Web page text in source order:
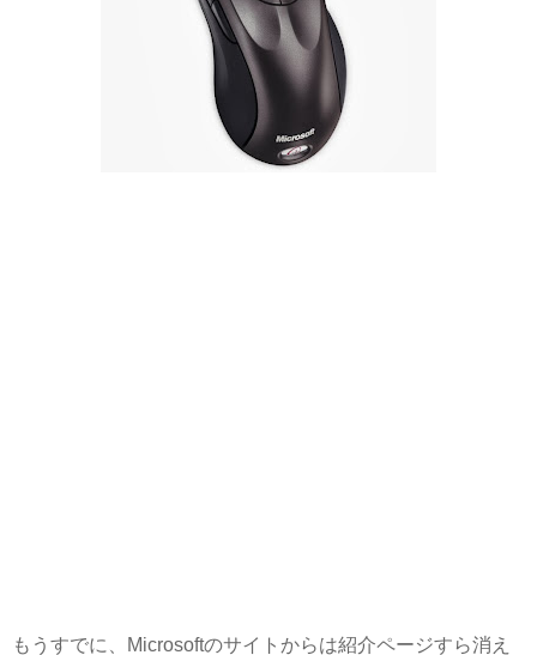
もうすでに、Microsoftのサイトからは紹介ページすら消え